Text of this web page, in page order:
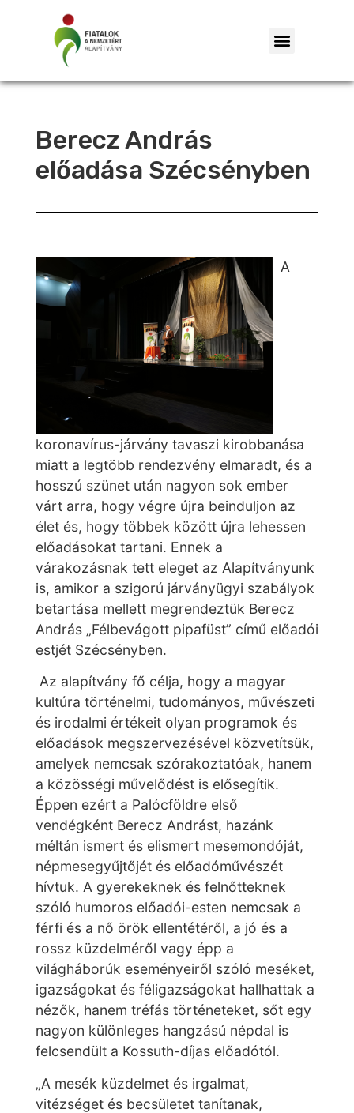
Berecz András
előadása Szécsényben
A
koronavírus-járvány tavaszi kirobbanása
miatt a legtöbb rendezvény elmaradt, és a
hosszú szünet után nagyon sok ember
várt arra, hogy végre újra beinduljon az
élet és, hogy többek között újra lehessen
előadásokat tartani. Ennek a
várakozásnak tett eleget az Alapítványunk
is, amikor a szigorú járványügyi szabályok
betartása mellett megrendeztük Berecz
András „Félbevágott pipafüst” című előadói
estjét Szécsényben.
Az alapítvány fő célja, hogy a magyar
kultúra történelmi, tudományos, művészeti
és irodalmi értékeit olyan programok és
előadások megszervezésével közvetítsük,
amelyek nemcsak szórakoztatóak, hanem
a közösségi művelődést is elősegítik.
Éppen ezért a Palócföldre első
vendégként Berecz Andrást, hazánk
méltán ismert és elismert mesemondóját,
népmesegyűjtőjét és előadóművészét
hívtuk. A gyerekeknek és felnőtteknek
szóló humoros előadói-esten nemcsak a
férfi és a nő örök ellentétéről, a jó és a
rossz küzdelméről vagy épp a
világháborúk eseményeiről szóló meséket,
igazságokat és féligazságokat hallhattak a
nézők, hanem tréfás történeteket, sőt egy
nagyon különleges hangzású népdal is
felcsendült a Kossuth-díjas előadótól.
„A mesék küzdelmet és irgalmat,
vitézséget és becsületet tanítanak,